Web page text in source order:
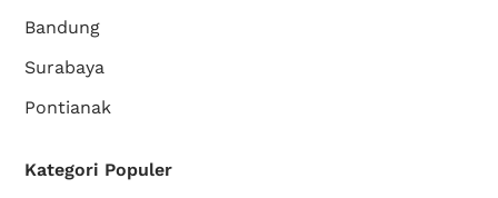
Bandung
Surabaya
Pontianak
Kategori Populer